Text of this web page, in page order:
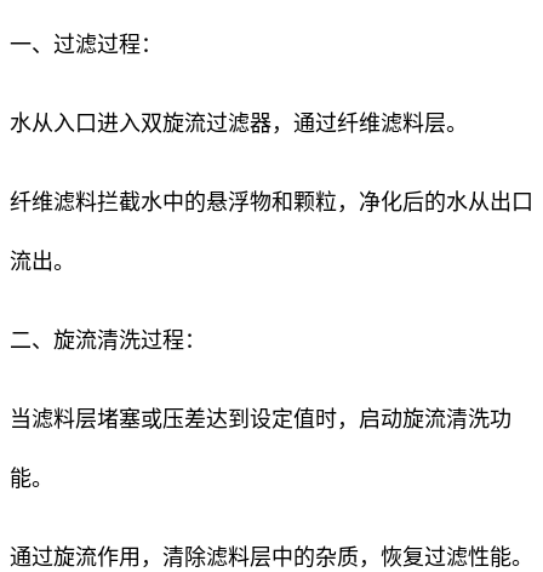
一、过滤过程：
水从入口进入双旋流过滤器，通过纤维滤料层。
纤维滤料拦截水中的悬浮物和颗粒，净化后的水从出口
流出。
二、旋流清洗过程：
当滤料层堵塞或压差达到设定值时，启动旋流清洗功
能。
通过旋流作用，清除滤料层中的杂质，恢复过滤性能。